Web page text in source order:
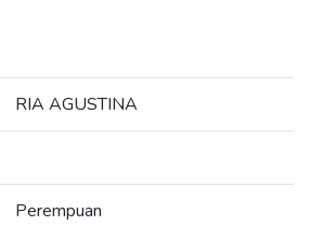
RIA AGUSTINA
Perempuan